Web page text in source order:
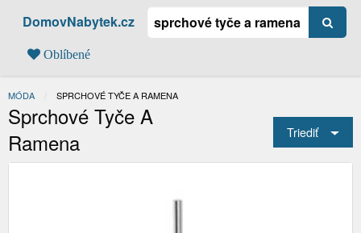
DomovNabytek.cz
Oblíbené
MÓDA AKTUÁLNÍ:
SPRCHOVÉ TYČE A RAMENA
Sprchové Tyče A
Ramena
Triediť